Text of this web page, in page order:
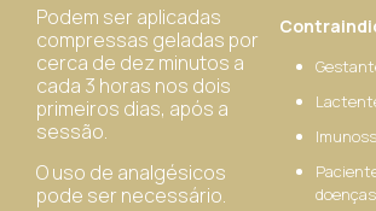
Podem ser aplicadas
compressas geladas por
cerca de dez minutos a
cada 3 horas nos dois
primeiros dias, após a
sessão.
O uso de analgésicos
pode ser necessário.